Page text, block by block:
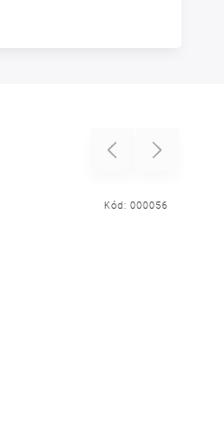
Previous
Kód: 000056
Next